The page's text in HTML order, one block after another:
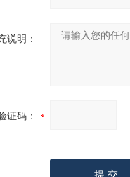
说明：
证码：